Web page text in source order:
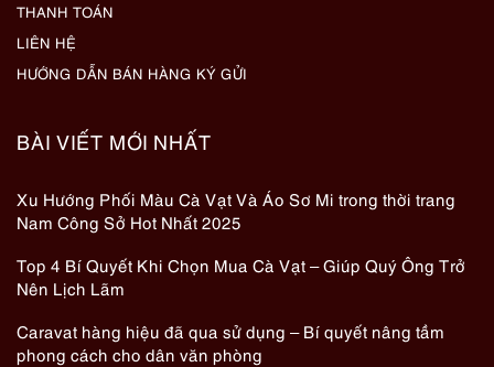
THANH TOÁN
LIÊN HỆ
HƯỚNG DẪN BÁN HÀNG KÝ GỬI
BÀI VIẾT MỚI NHẤT
Xu Hướng Phối Màu Cà Vạt Và Áo Sơ Mi trong thời trang
Nam Công Sở Hot Nhất 2025
Top 4 Bí Quyết Khi Chọn Mua Cà Vạt – Giúp Quý Ông Trở
Nên Lịch Lãm
Caravat hàng hiệu đã qua sử dụng – Bí quyết nâng tầm
phong cách cho dân văn phòng